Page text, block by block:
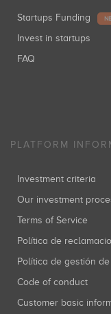
Startups Funding
Invest in startups
FAQ
PLATFORM
Investment criteria
Our investment
Terms of Service
Política de
Política de gestión
Code of conduct
Customer basic